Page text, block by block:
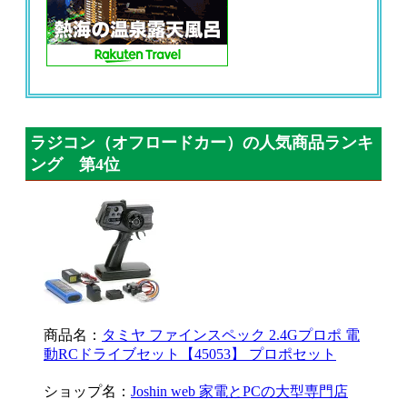
ラジコン（オフロードカー）の人気商品ランキ
ング 第4位
商品名： タミヤ ファインスペック 2.4Gプロポ 電
動RCドライブセット【45053】 プロポセット
ショップ名： Joshin web 家電とPCの大型専門店